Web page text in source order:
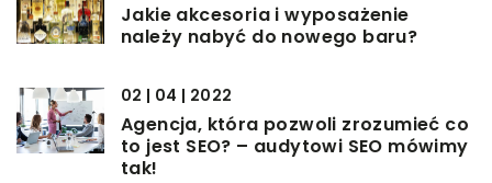
Jakie akcesoria i wyposażenie
należy nabyć do nowego baru?
02 | 04 | 2022
Agencja, która pozwoli zrozumieć co
to jest SEO? – audytowi SEO mówimy
tak!